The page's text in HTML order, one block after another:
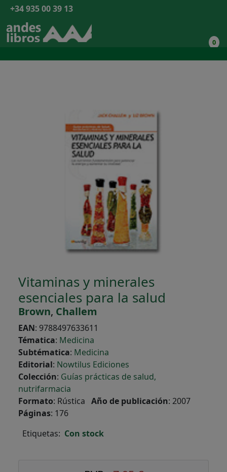
+34 935 00 39 13
0
Vitaminas y minerales
esenciales para la salud
Brown, Challem
EAN: 9788497633611
Tématica: Medicina
Subtématica: Medicina
Editorial: Nowtilus Ediciones
Colección: Guías prácticas de salud,
nutrifarmacia
Formato: Rústica Año de publicación: 2007
Páginas: 176
Etiquetas: Con stock